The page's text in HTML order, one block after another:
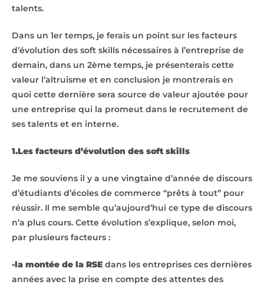
talents.
Dans un 1er temps, je ferais un point sur les facteurs
d’évolution des soft skills nécessaires à l’entreprise de
demain, dans un 2ème temps, je présenterais cette
valeur l’altruisme et en conclusion je montrerais en
quoi cette dernière sera source de valeur ajoutée pour
une entreprise qui la promeut dans le recrutement de
ses talents et en interne.
1.Les facteurs d’évolution des soft skills
Je me souviens il y a une vingtaine d’année de discours
d’étudiants d’écoles de commerce “prêts à tout” pour
réussir. Il me semble qu’aujourd’hui ce type de discours
n’a plus cours. Cette évolution s’explique, selon moi,
par plusieurs facteurs :
-la montée de la RSE dans les entreprises ces dernières
années avec la prise en compte des attentes des